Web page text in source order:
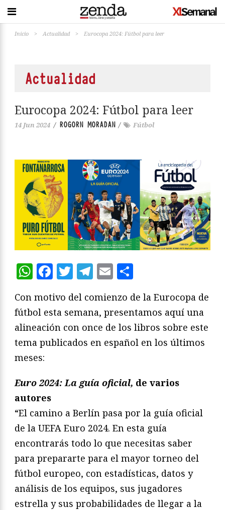
Inicio > Actualidad > Eurocopa 2024: Fútbol para leer
Actualidad
Eurocopa 2024: Fútbol para leer
14 Jun 2024 / ROGORN MORADAN / Fútbol
WhatsApp
Facebook
Twitter
Telegram
Email
Con motivo del comienzo de la Eurocopa de
fútbol esta semana, presentamos aquí una
alineación con once de los libros sobre este
tema publicados en español en los últimos
meses:
Euro 2024: La guía oficial, de varios
autores
“El camino a Berlín pasa por la guía oficial
de la UEFA Euro 2024. En esta guía
encontrarás todo lo que necesitas saber
para prepararte para el mayor torneo del
fútbol europeo, con estadísticas, datos y
análisis de los equipos, sus jugadores
estrella y sus probabilidades de llegar a la